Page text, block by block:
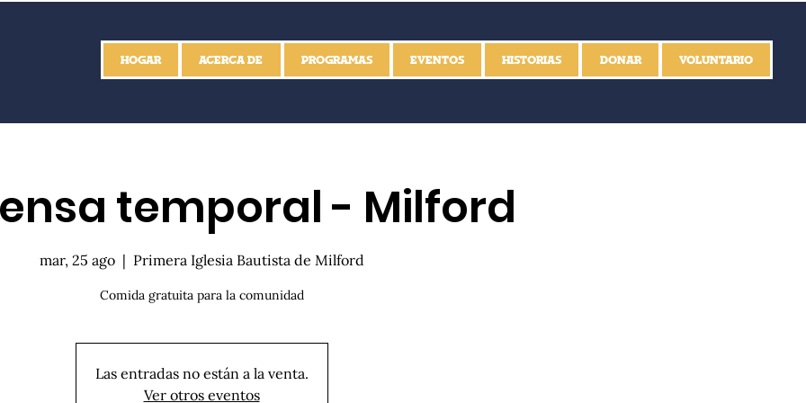
HOGAR ACERCA DE PROGRAMAS EVENTOS HISTORIAS DONAR VOLUNTARIO
temporal - Milford
mar, 25 ago
  |
Primera Iglesia Bautista de Milford
Comida gratuita para la comunidad
Las entradas no están a la venta.
Ver otros eventos